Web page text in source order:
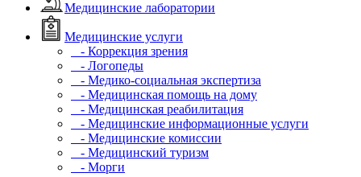
Медицинские лаборатории
Медицинские услуги
- Коррекция зрения
- Логопеды
- Медико-социальная экспертиза
- Медицинская помощь на дому
- Медицинская реабилитация
- Медицинские информационные услуги
- Медицинские комиссии
- Медицинский туризм
- Морги